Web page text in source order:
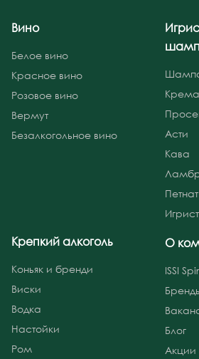
Вино
Белое вино
Красное вино
Розовое вино
Вермут
Безалкогольное вино
Асти
Кава
Петнат
Крепкий алкоголь
Коньяк и бренди
Виски
Водка
Настойки
Ром
О
ISSI
Блог
Акции